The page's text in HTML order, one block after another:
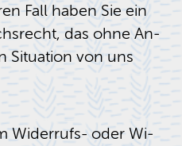
Fall haben Sie ein
das ohne An­
Si­tua­ti­on von uns
Wi­der­rufs- oder Wi­